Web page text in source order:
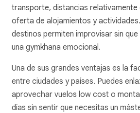
transporte, distancias relativamente
oferta de alojamientos y
destinos permiten improvisar sin
una gymkhana emocional.
Una de sus grandes ventajas es la
entre ciudades y países. Puedes
aprovechar vuelos low cost o
días sin sentir que necesitas un